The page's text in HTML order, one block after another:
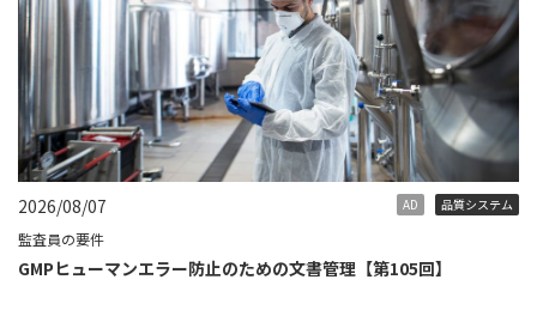
2026/08/07 AD 品質システム
監査員の要件
GMPヒューマンエラー防止のための文書管理【第105回】